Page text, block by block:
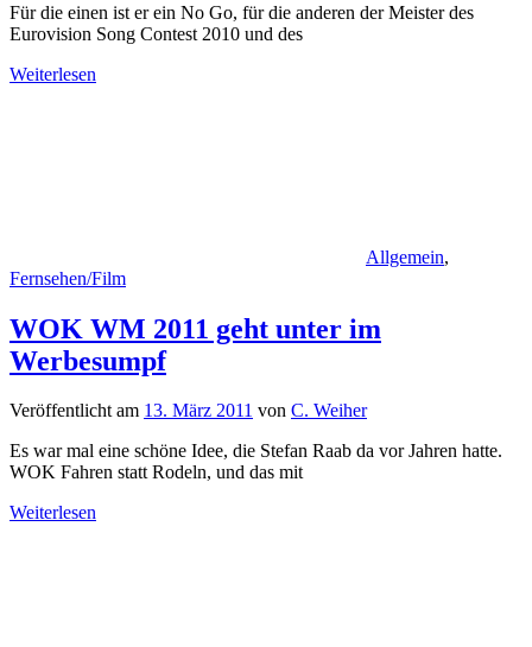
Für die einen ist er ein No Go, für die anderen der Meister des
Eurovision Song Contest 2010 und des
Weiterlesen
Allgemein,
Fernsehen/Film
WOK WM 2011 geht unter im
Werbesumpf
Veröffentlicht am 13. März 2011 von C. Weiher
Es war mal eine schöne Idee, die Stefan Raab da vor Jahren hatte.
WOK Fahren statt Rodeln, und das mit
Weiterlesen